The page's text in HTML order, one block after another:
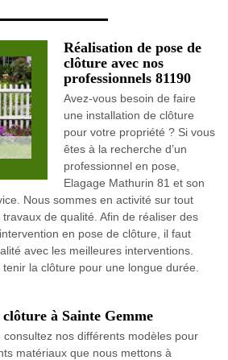
Réalisation de pose de
clôture avec nos
professionnels 81190
Avez-vous besoin de faire
une installation de clôture
pour votre propriété ? Si vous
êtes à la recherche d’un
professionnel en pose,
Elagage Mathurin 81 et son
Nous sommes en activité sur tout
de qualité. Afin de réaliser des
en pose de clôture, il faut
avec les meilleures interventions.
la clôture pour une longue durée.
à Sainte Gemme
nos différents modèles pour
matériaux que nous mettons à